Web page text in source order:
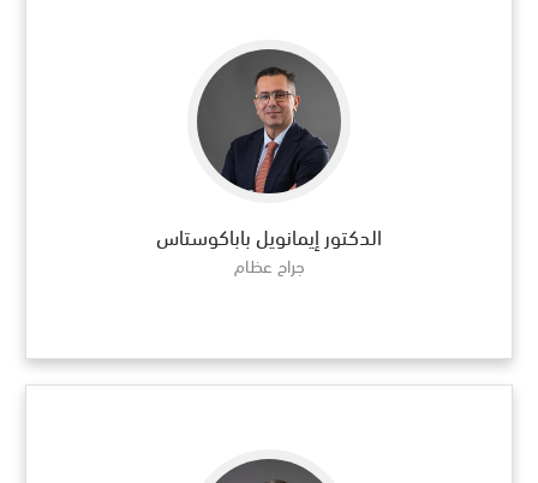
الدكتور إيمانويل باباكوستاس
جراح عظام